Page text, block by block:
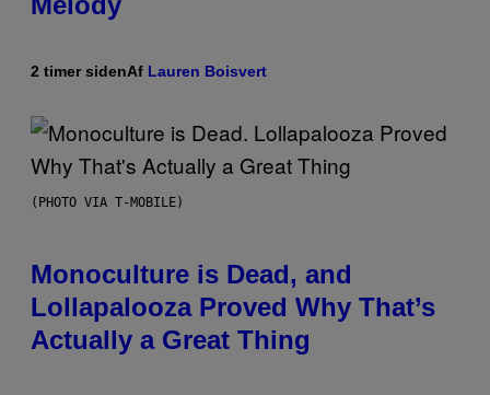
2 timer sidenAf Lauren Boisvert
(PHOTO VIA T-MOBILE)
Monoculture is Dead, and
Lollapalooza Proved Why That’s
Actually a Great Thing